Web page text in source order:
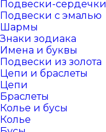
Подвески-сердечки
Подвески с эмалью
Шармы
Знаки зодиака
Имена и буквы
Подвески из золота
Цепи и браслеты
Цепи
Браслеты
Колье и бусы
Колье